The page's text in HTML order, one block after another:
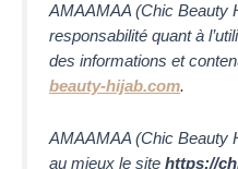
AMAAMAA (Chic Beauty
responsabilité quant à
des informations et
beauty-hijab.com.
AMAAMAA (Chic Beauty
au mieux le site https://